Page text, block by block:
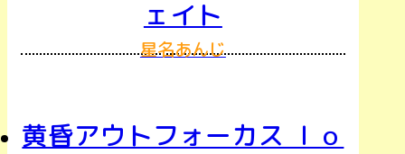
ェイト
星名あんじ
黄昏アウトフォーカス ｌｏ